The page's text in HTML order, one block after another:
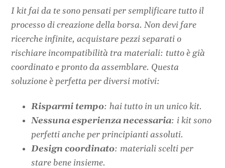
I kit fai da te sono pensati per semplificare tutto il
processo di creazione della borsa. Non devi fare
ricerche infinite, acquistare pezzi separati o
rischiare incompatibilità tra materiali: tutto è già
coordinato e pronto da assemblare. Questa
soluzione è perfetta per diversi motivi:
Risparmi tempo: hai tutto in un unico kit.
Nessuna esperienza necessaria: i kit sono
perfetti anche per principianti assoluti.
Design coordinato: materiali scelti per
stare bene insieme.